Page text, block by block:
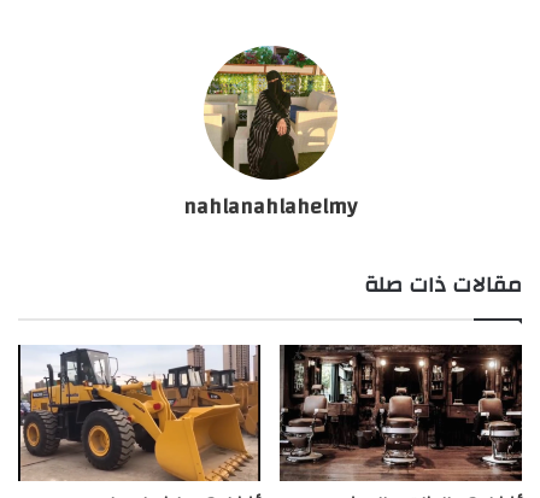
nahlanahlahelmy
مقالات ذات صلة